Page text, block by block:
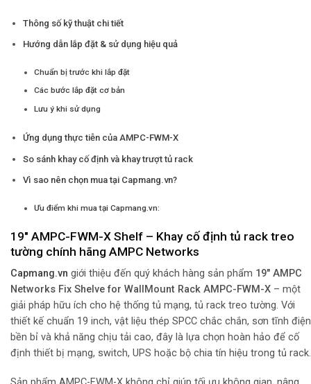
Thông số kỹ thuật chi tiết
Hướng dẫn lắp đặt & sử dụng hiệu quả
Chuẩn bị trước khi lắp đặt
Các bước lắp đặt cơ bản
Lưu ý khi sử dụng
Ứng dụng thực tiễn của AMPC-FWM-X
So sánh khay cố định và khay trượt tủ rack
Vì sao nên chọn mua tại Capmang.vn?
Ưu điểm khi mua tại Capmang.vn:
19″ AMPC-FWM-X Shelf – Khay cố định tủ rack treo
tường chính hãng AMPC Networks
Capmang.vn giới thiệu đến quý khách hàng sản phẩm 19″ AMPC
Networks Fix Shelve for WallMount Rack AMPC-FWM-X – một
giải pháp hữu ích cho hệ thống tủ mạng, tủ rack treo tường. Với
thiết kế chuẩn 19 inch, vật liệu thép SPCC chắc chắn, sơn tĩnh điện
bền bỉ và khả năng chịu tải cao, đây là lựa chọn hoàn hảo để cố
định thiết bị mạng, switch, UPS hoặc bộ chia tín hiệu trong tủ rack.